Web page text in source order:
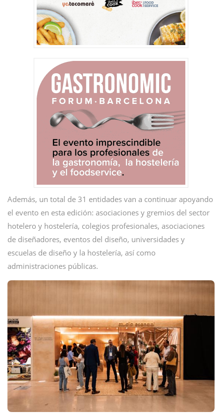
Además, un total de 31 entidades van a continuar apoyando
el evento en esta edición: asociaciones y gremios del sector
hotelero y hostelería, colegios profesionales, asociaciones
de diseñadores, eventos del diseño, universidades y
escuelas de diseño y la hostelería, así como
administraciones públicas.